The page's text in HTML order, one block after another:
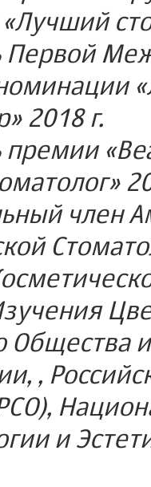
Первой
2018 г.
премии
член
Общества
,
и